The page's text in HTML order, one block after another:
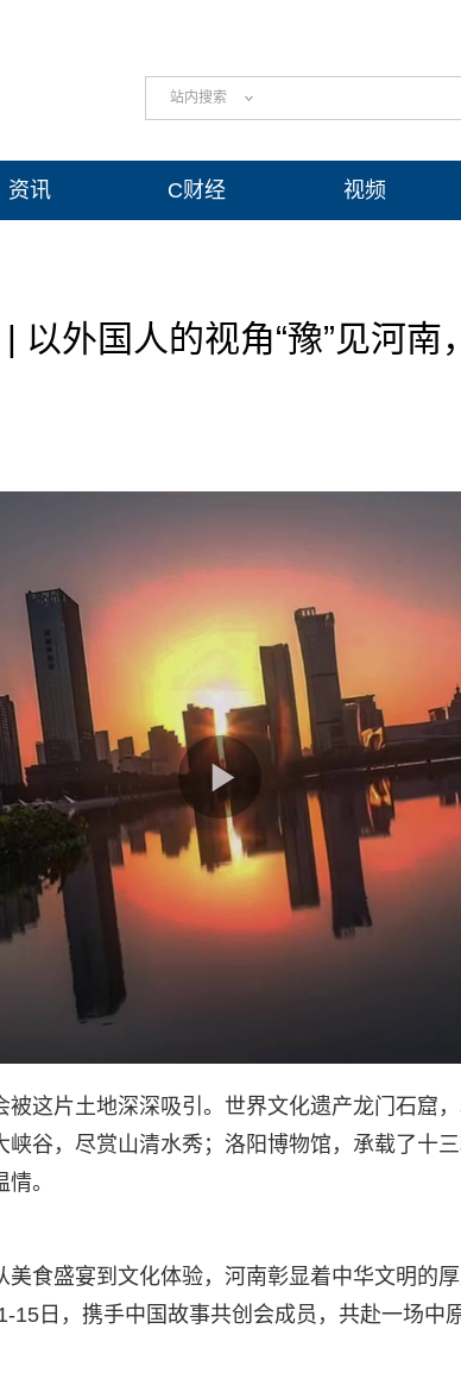
站内搜索
资讯 C财经 视频
以外国人的视角“豫”见河南
被这片土地深深吸引。世界文化遗产龙门石窟
峡谷，尽赏山清水秀；洛阳博物馆，承载了十
。
美食盛宴到文化体验，河南彰显着中华文明的
15日，携手中国故事共创会成员，共赴一场中原